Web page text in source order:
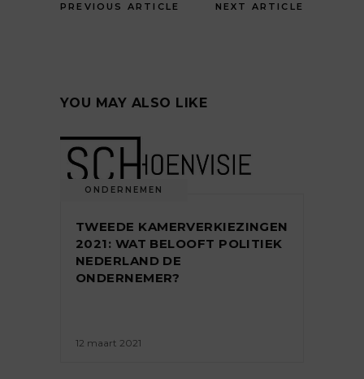
PREVIOUS ARTICLE NEXT ARTICLE
YOU MAY ALSO LIKE
ONDERNEMEN
TWEEDE KAMERVERKIEZINGEN
2021: WAT BELOOFT POLITIEK
NEDERLAND DE
ONDERNEMER?
12 maart 2021